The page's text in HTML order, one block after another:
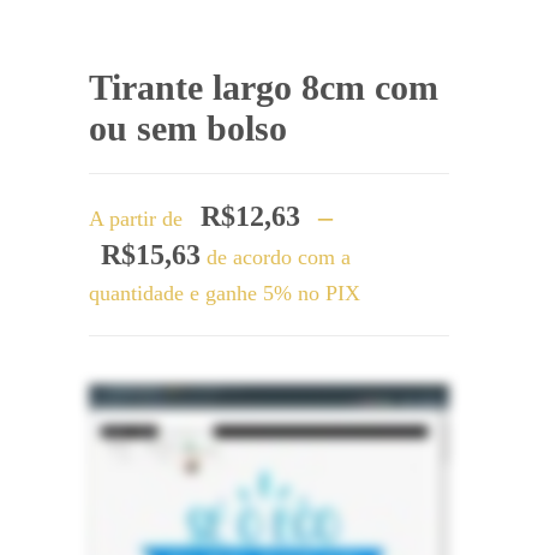
Tirante largo 8cm com
ou sem bolso
A partir de R$12,63 –
R$15,63 Faixa
de
através
R$15,63
de acordo com a
quantidade e ganhe 5% no PIX